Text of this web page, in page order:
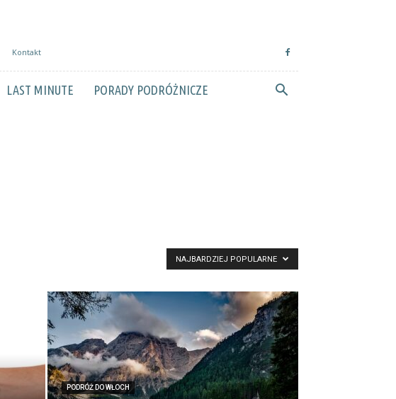
Kontakt
LAST MINUTE PORADY PODRÓŻNICZE
NAJBARDZIEJ POPULARNE
PODRÓŻ DO WŁOCH